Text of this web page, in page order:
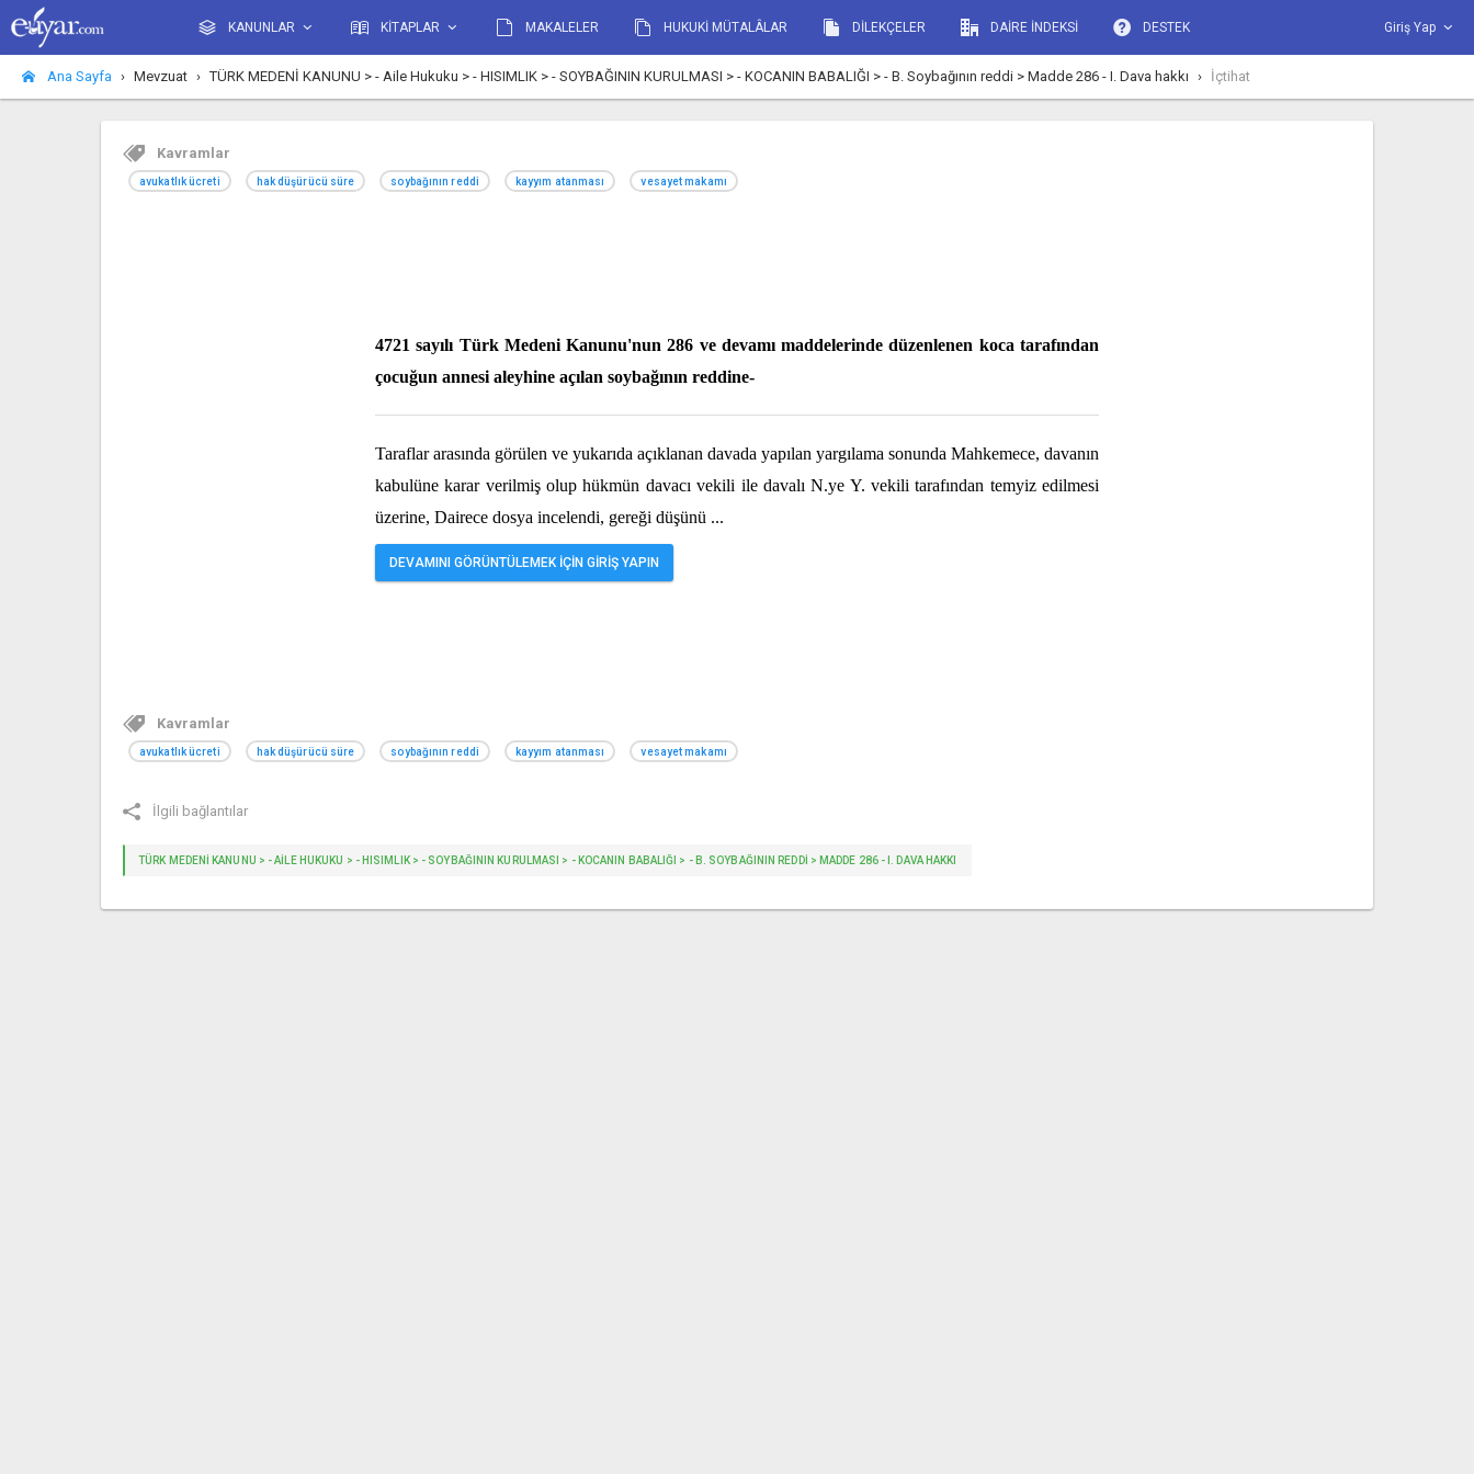
KANUNLAR KİTAPLAR MAKALELER HUKUKİ MÜTALÂLAR DİLEKÇELER DAİRE İNDEKSİ DESTEK Giriş Yap
Ana Sayfa Mevzuat TÜRK MEDENİ KANUNU > - Aile Hukuku > - HISIMLIK > - SOYBAĞININ KURULMASI > - KOCANIN BABALIĞI > - B. Soybağının reddi > Madde 286 - I. Dava hakkı İçtihat
Kavramlar
avukatlık ücreti hak düşürücü süre soybağının reddi kayyım atanması vesayet makamı
4721 sayılı Türk Medeni Kanunu'nun 286 ve devamı maddelerinde düzenlenen koca tarafından
çocuğun annesi aleyhine açılan soybağının reddine-
Taraflar arasında görülen ve yukarıda açıklanan davada yapılan yargılama sonunda Mahkemece, davanın
kabulüne karar verilmiş olup hükmün davacı vekili ile davalı N.ye Y. vekili tarafından temyiz edilmesi
üzerine, Dairece dosya incelendi, gereği düşünü ...
DEVAMINI GÖRÜNTÜLEMEK İÇİN GİRİŞ YAPIN
Kavramlar
avukatlık ücreti hak düşürücü süre soybağının reddi kayyım atanması vesayet makamı
İlgili bağlantılar
TÜRK MEDENİ KANUNU > - AILE HUKUKU > - HISIMLIK > - SOYBAĞININ KURULMASI > - KOCANIN BABALIĞI > - B. SOYBAĞININ REDDI > MADDE 286 - I. DAVA HAKKI